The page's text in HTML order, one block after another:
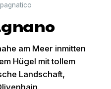
am Meer inmitten
Hügel mit tollem
Landschaft,